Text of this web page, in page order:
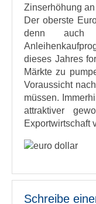
Zinserhöhung
Der oberste
denn auch
dieses Jahres
Märkte zu
Voraussicht
müssen.
attraktiver
Exportwirtschaft
Schreibe